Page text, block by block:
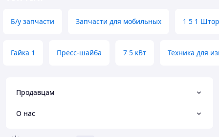
Б/у запчасти Запчасти для мобильных 1 5 1
Гайка 1 Пресс-шайба 7 5 кВт Техника для
Продавцам
О нас